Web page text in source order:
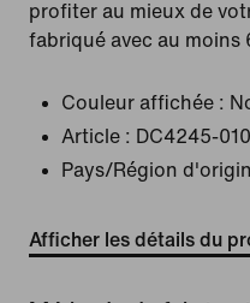
profiter au mieux de
fabriqué avec au
Couleur affichée :
Article : DC4245-010
Pays/Région
Afficher les détails du